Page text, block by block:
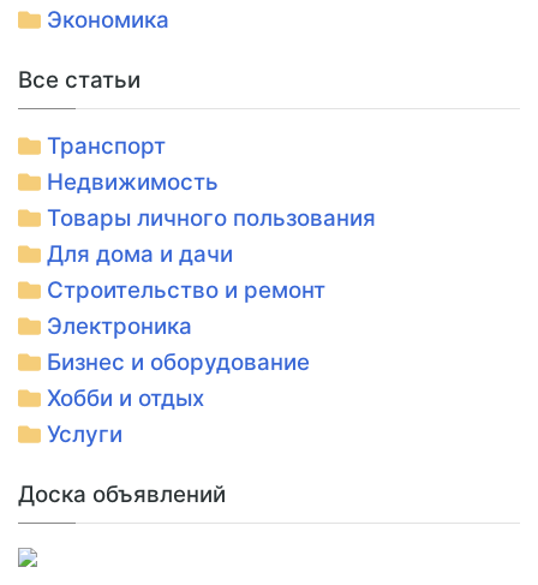
Экономика
Все статьи
Транспорт
Недвижимость
Товары личного пользования
Для дома и дачи
Строительство и ремонт
Электроника
Бизнес и оборудование
Хобби и отдых
Услуги
Доска объявлений